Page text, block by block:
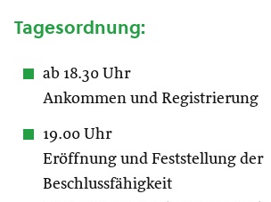
Tagesordnung:
ab 18.30 Uhr
Ankommen und Registrierung
19.00 Uhr
Eröffnung und Feststellung der
Beschlussfähigkeit